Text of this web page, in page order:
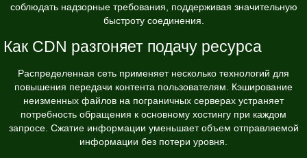
соблюдать надзорные требования, поддерживая значительную
быстроту соединения.
Как CDN разгоняет подачу ресурса
Распределенная сеть применяет несколько технологий для
повышения передачи контента пользователям. Кэширование
неизменных файлов на пограничных серверах устраняет
потребность обращения к основному хостингу при каждом
запросе. Сжатие информации уменьшает объем отправляемой
информации без потери уровня.